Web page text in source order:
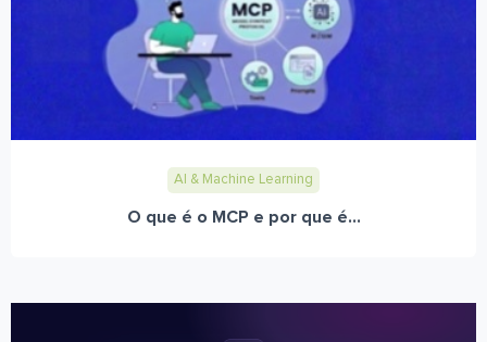
AI & Machine Learning
O que é o MCP e por que é...